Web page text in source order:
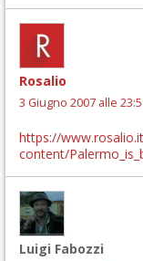
Rosalio
3 Giugno 2007 alle
https://
content/
Luigi Fabozzi